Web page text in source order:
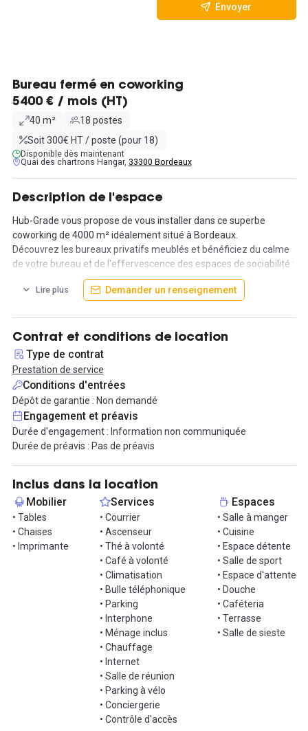
Envoyer
Bureau fermé en coworking
5400 € / mois (HT)
40 m²
18 postes
Soit 300€ HT / poste (pour 18)
Disponible dès maintenant
Quai des chartrons Hangar, 33300 Bordeaux
Description de l'espace
Hub-Grade vous propose de vous installer dans ce superbe
coworking de 4000 m² idéalement situé à Bordeaux.
Découvrez les bureaux privatifs meublés et bénéficiez du calme
de votre bureau et de l'effervescence des espaces de sociabilité :
cuisine, espaces de détente, beauty room, salle de sport, salle de
ping-pong...
Vous apprécierez la magnifique terrasse de plus de 600 m²
donnant sur la Garonne avec vue sur le Pont de Pierre pour vos
pauses déjeuners ou vos événements.
Une communauté privilégiée avec la création d’espaces de
sociabilité singuliers comme la salle japonisante, le bar, l'espace
gradins canapés et les espaces de jeux. Vous aurez aussi la
chance d'assister à des événements au quotidien (afterworks,
petit-déjeuner, ateliers bien-être, workshoot, conférences, visio-
conférences) et de bénéficier de la présence de notre équipe sur
site tous les jours.
Des visites sont possibles avec les Community Builder. Découvrez
l’espace de coworking et les bureaux privatifs. Toutes les
locations sont sans engagement, flexibles, sans bail, sans caution
Contactez-nous vite pour visiter !
Lire plus Demander un renseignement
Contrat et conditions de location
Type de contrat
Prestation de service
Conditions d'entrées
Dépôt de garantie : Non demandé
Engagement et préavis
Durée d'engagement : Information non communiquée
Durée de préavis : Pas de préavis
Inclus dans la location
Mobilier
• Tables
• Chaises
• Imprimante
Services
• Courrier
• Ascenseur
• Thé à volonté
• Café à volonté
• Climatisation
• Bulle téléphonique
• Parking
• Interphone
• Ménage inclus
• Chauffage
• Internet
• Salle de réunion
• Parking à vélo
• Conciergerie
• Contrôle d'accès
Espaces
• Salle à manger
• Cuisine
• Espace détente
• Salle de sport
• Espace d'attente
• Douche
• Caféteria
• Terrasse
• Salle de sieste